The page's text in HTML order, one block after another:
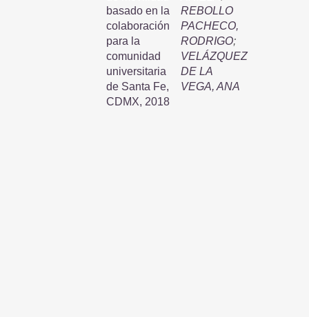
basado en la
colaboración
para la
comunidad
universitaria
de Santa Fe,
CDMX, 2018
REBOLLO
PACHECO,
RODRIGO;
VELÁZQUEZ
DE LA
VEGA, ANA